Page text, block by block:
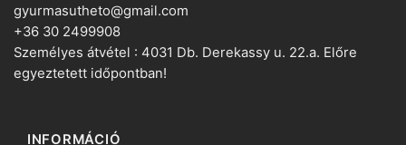
gyurmasutheto@gmail.com
+36 30 2499908
Személyes átvétel : 4031 Db. Derekassy u. 22.a. Előre
egyeztetett időpontban!
INFORMÁCIÓ